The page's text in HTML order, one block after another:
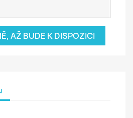
AŽ BUDE K DISPOZICI